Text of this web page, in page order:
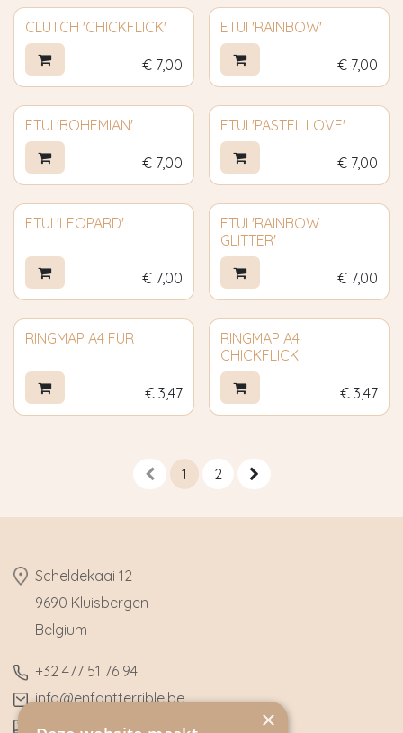
CLUTCH 'CHICKFLICK'
€ 7,00
ETUI 'RAINBOW'
€ 7,00
ETUI 'BOHEMIAN'
€ 7,00
ETUI 'PASTEL LOVE'
€ 7,00
ETUI 'LEOPARD'
€ 7,00
ETUI 'RAINBOW
GLITTER'
€ 7,00
RINGMAP A4 FUR
€ 3,47
RINGMAP A4
CHICKFLICK
€ 3,47
1 2
​Scheldekaai 12
9690 Kluisbergen
​Belgium
​+32 477 51 76 94
​info@enfantterrible.be
BE0636790746
×